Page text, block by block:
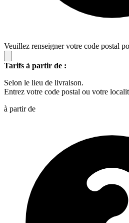
Veuillez renseigner votre code postal
Tarifs à partir de :
Selon le lieu de livraison.
Entrez votre code postal ou votre
à partir de